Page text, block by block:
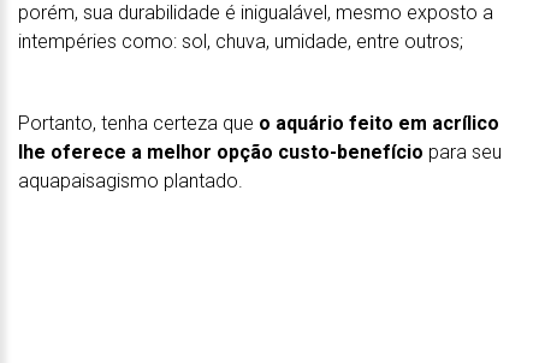
porém, sua durabilidade é inigualável, mesmo exposto a
intempéries como: sol, chuva, umidade, entre outros;
Portanto, tenha certeza que o aquário feito em acrílico
lhe oferece a melhor opção custo-benefício para seu
aquapaisagismo plantado.